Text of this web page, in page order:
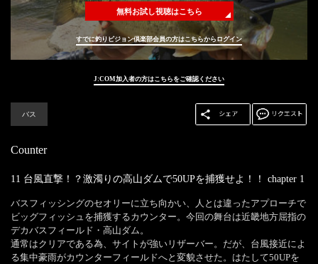
無料お試し視聴はこちら
すでに釣りビジョン倶楽部会員の方はこちらからログイン
J:COM加入者の方はこちらをご確認ください
バス
Counter
11 台風直撃！？激濁りの高山ダムで50UPを捕獲せよ！！ chapter 1
バスフィッシングのセオリーに立ち向かい、人とは違ったアプローチで
ビッグフィッシュを捕獲するカウンター。今回の舞台は近畿地方屈指の
デカバスフィールド・高山ダム。
通常はクリアである為、サイトが強いリザーバー。だが、台風接近によ
る集中豪雨がカウンターフィールドへと変貌させた。はたして50UPを